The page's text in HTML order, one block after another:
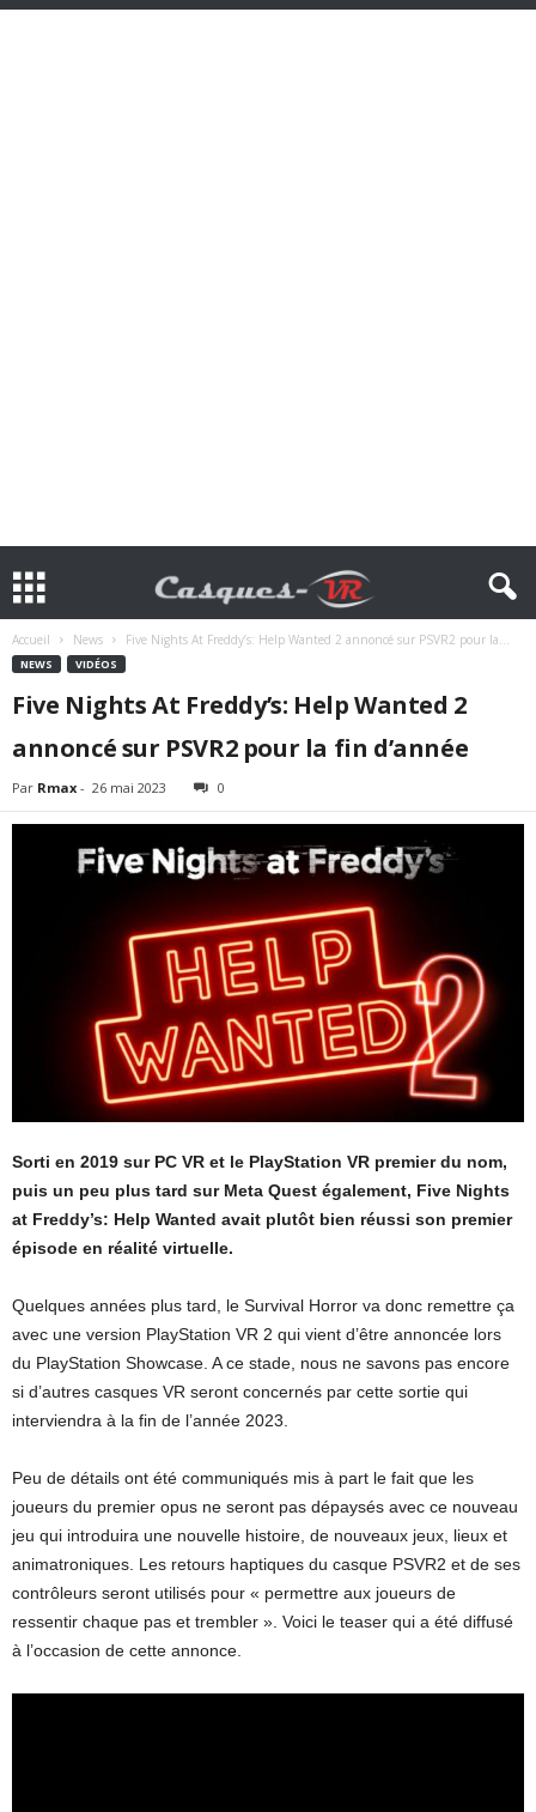
Accueil News Five Nights At Freddy’s: Help Wanted 2 annoncé sur PSVR2 pour la...
NEWS VIDÉOS
Five Nights At Freddy’s: Help Wanted 2
annoncé sur PSVR2 pour la fin d’année
Par Rmax - 26 mai 2023 0
Sorti en 2019 sur PC VR et le PlayStation VR premier du nom,
puis un peu plus tard sur Meta Quest également, Five Nights
at Freddy’s: Help Wanted avait plutôt bien réussi son premier
épisode en réalité virtuelle.
Quelques années plus tard, le Survival Horror va donc remettre ça
avec une version PlayStation VR 2 qui vient d’être annoncée lors
du PlayStation Showcase. A ce stade, nous ne savons pas encore
si d’autres casques VR seront concernés par cette sortie qui
interviendra à la fin de l’année 2023.
Peu de détails ont été communiqués mis à part le fait que les
joueurs du premier opus ne seront pas dépaysés avec ce nouveau
jeu qui introduira une nouvelle histoire, de nouveaux jeux, lieux et
animatroniques. Les retours haptiques du casque PSVR2 et de ses
contrôleurs seront utilisés pour « permettre aux joueurs de
ressentir chaque pas et trembler ». Voici le teaser qui a été diffusé
à l’occasion de cette annonce.